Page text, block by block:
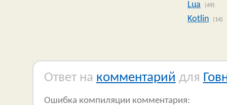
Lua
(49)
Kotlin (14)
Ответ на комментарий для
Ошибка компиляции комментария: